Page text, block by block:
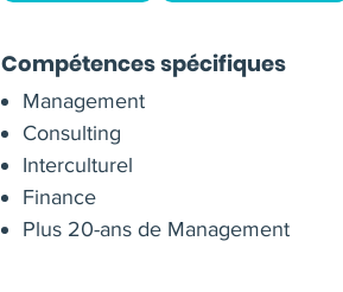
Compétences spécifiques
Management
Consulting
Interculturel
Finance
Plus 20-ans de Management